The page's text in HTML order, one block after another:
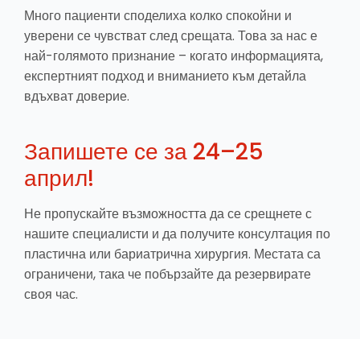
Много пациенти споделиха колко спокойни и
уверени се чувстват след срещата. Това за нас е
най-голямото признание – когато информацията,
експертният подход и вниманието към детайла
вдъхват доверие.
Запишете се за 24–25
април!
Не пропускайте възможността да се срещнете с
нашите специалисти и да получите консултация по
пластична или бариатрична хирургия. Местата са
ограничени, така че побързайте да резервирате
своя час.